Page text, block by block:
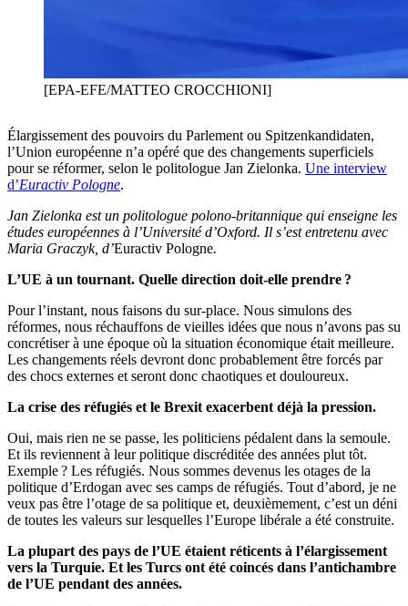
[EPA-EFE/MATTEO CROCCHIONI]
Élargissement des pouvoirs du Parlement ou Spitzenkandidaten,
l’Union européenne n’a opéré que des changements superficiels
pour se réformer, selon le politologue Jan Zielonka. Une interview
d’Euractiv Pologne.
Jan Zielonka est un politologue polono-britannique qui enseigne les
études européennes à l’Université d’Oxford. Il s’est entretenu avec
Maria Graczyk, d’Euractiv Pologne.
L’UE à un tournant. Quelle direction doit-elle prendre ?
Pour l’instant, nous faisons du sur-place. Nous simulons des
réformes, nous réchauffons de vieilles idées que nous n’avons pas su
concrétiser à une époque où la situation économique était meilleure.
Les changements réels devront donc probablement être forcés par
des chocs externes et seront donc chaotiques et douloureux.
La crise des réfugiés et le Brexit exacerbent déjà la pression.
Oui, mais rien ne se passe, les politiciens pédalent dans la semoule.
Et ils reviennent à leur politique discréditée des années plut tôt.
Exemple ? Les réfugiés. Nous sommes devenus les otages de la
politique d’Erdogan avec ses camps de réfugiés. Tout d’abord, je ne
veux pas être l’otage de sa politique et, deuxièmement, c’est un déni
de toutes les valeurs sur lesquelles l’Europe libérale a été construite.
La plupart des pays de l’UE étaient réticents à l’élargissement
vers la Turquie. Et les Turcs ont été coincés dans l’antichambre
de l’UE pendant des années.